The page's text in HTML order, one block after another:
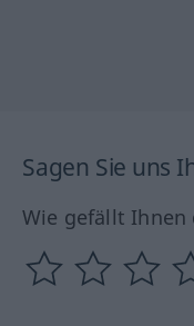
Sagen Sie uns
Wie gefällt Ihnen